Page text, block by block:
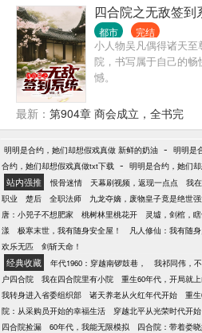
四合院之无敌签到
都市 完结
小人物吴凡偶得诸天
院，书写属于自己的
憾。
最新： 第904章 商会成立，全书完
明明是合约，她们却想假戏真做 新鲜的奶油 - 明明是
合约，她们却想假戏真做txt下载 - 明明是合约，她们
站内强推 恨骨迷情 天幕刷视频，返现一点点 我
职业
楚后 全职法师 九龙夺嫡，废物皇子竟是绝世
唐：小兕子不想肥家
桃树林里桃花开 灵墟，剑棺，
漾
极寒末世，我有随身安全屋！ 凡人修仙：我有随
欢乐无匹
剑斩天命！
经典收藏 年代1960：穿越南锣鼓巷， 我祁同伟，
户四合院
我在四合院里有小院 重生60年代，开局就
我转身进入省委组织部
诸天养老从火红年代开始 重
院：从采购员开始的幸福生活
穿越北平从光荣时代开始
四合院捡漏
60年代，我能无限模拟 四合院：带着娄